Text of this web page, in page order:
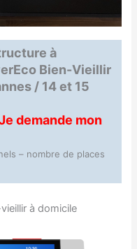
à
Bien-Vieillir
/ 14 et 15
demande mon
– nombre de places
à domicile